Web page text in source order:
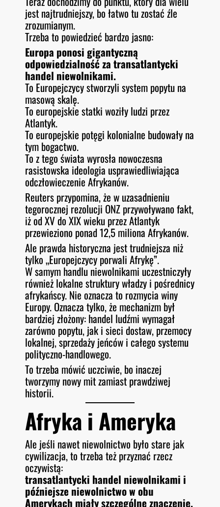
jest najtrudniejszy, bo łatwo tu zostać źle
zrozumianym.
Trzeba to powiedzieć bardzo jasno:
Europa ponosi gigantyczną
odpowiedzialność za transatlantycki
handel niewolnikami.
To Europejczycy stworzyli system popytu na
masową skalę.
To europejskie statki woziły ludzi przez
Atlantyk.
To europejskie potęgi kolonialne budowały na
tym bogactwo.
To z tego świata wyrosła nowoczesna
rasistowska ideologia usprawiedliwiająca
odczłowieczenie Afrykanów.
Reuters przypomina, że w uzasadnieniu
tegorocznej rezolucji ONZ przywoływano fakt,
iż od XV do XIX wieku przez Atlantyk
przewieziono ponad 12,5 miliona Afrykanów.
Ale prawda historyczna jest trudniejsza niż
tylko „Europejczycy porwali Afrykę”.
W samym handlu niewolnikami uczestniczyły
również lokalne struktury władzy i pośrednicy
afrykańscy. Nie oznacza to rozmycia winy
Europy. Oznacza tylko, że mechanizm był
bardziej złożony: handel ludźmi wymagał
zarówno popytu, jak i sieci dostaw, przemocy
lokalnej, sprzedaży jeńców i całego systemu
polityczno-handlowego.
To trzeba mówić uczciwie, bo inaczej
tworzymy nowy mit zamiast prawdziwej
historii.
Afryka i Ameryka
Ale jeśli nawet niewolnictwo było stare jak
cywilizacja, to trzeba też przyznać rzecz
oczywistą:
transatlantycki handel niewolnikami i
późniejsze niewolnictwo w obu
Amerykach miały szczególne znaczenie.